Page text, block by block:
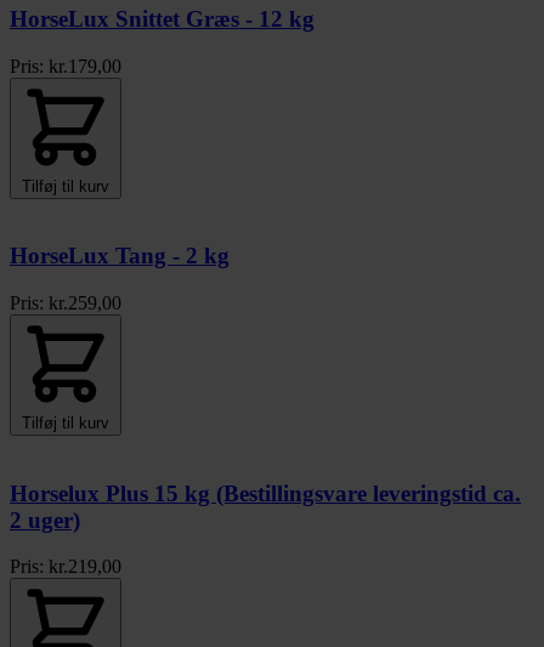
HorseLux Snittet Græs - 12 kg
Pris: kr.179,00
Tilføj til kurv
HorseLux Tang - 2 kg
Pris: kr.259,00
Tilføj til kurv
Horselux Plus 15 kg (Bestillingsvare leveringstid ca.
2 uger)
Pris: kr.219,00